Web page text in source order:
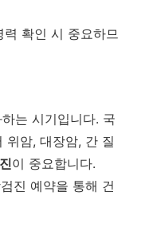
확인 시 중요하므
는 시기입니다. 국
위암, 대장암, 간 질
이 중요합니다.
진 예약을 통해 건